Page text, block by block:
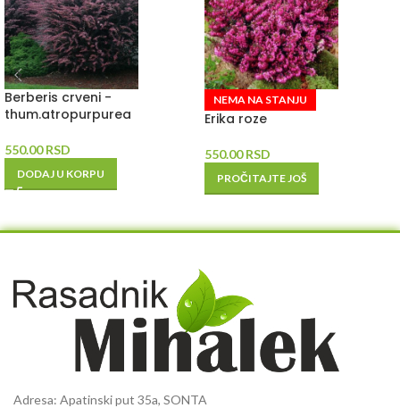
Berberis crveni -
thum.atropurpurea
550.00RSD
DODAJ U KORPU
NEMA NA STANJU
Erika roze
550.00RSD
PROČITAJTE JOŠ
Adresa: Apatinski put 35a, SONTA